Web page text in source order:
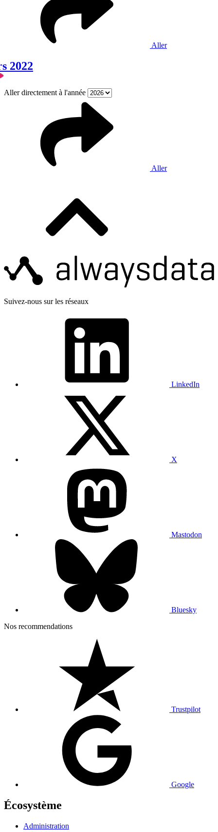
Aller
2022
Aller directement à l'année
Aller
Suivez-nous sur les réseaux
LinkedIn
X
Mastodon
Bluesky
Nos recommendations
Trustpilot
Google
Écosystème
Administration